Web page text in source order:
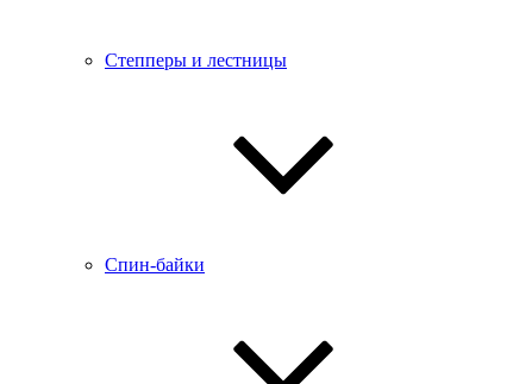
Степперы и лестницы
Спин-байки